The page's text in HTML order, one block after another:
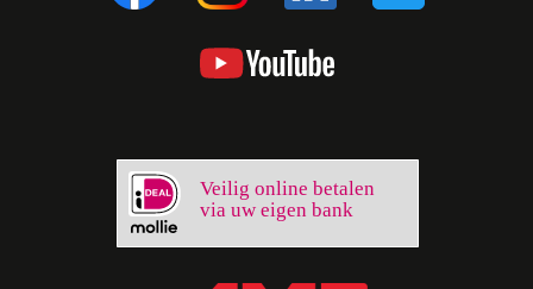
Veilig online betalen
via uw eigen bank